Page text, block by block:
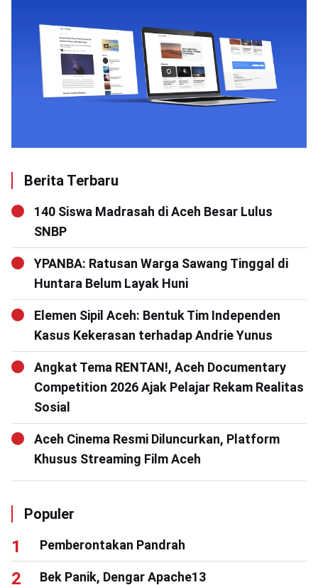
Berita Terbaru
140 Siswa Madrasah di Aceh Besar Lulus
SNBP
YPANBA: Ratusan Warga Sawang Tinggal di
Huntara Belum Layak Huni
Elemen Sipil Aceh: Bentuk Tim Independen
Kasus Kekerasan terhadap Andrie Yunus
Angkat Tema RENTAN!, Aceh Documentary
Competition 2026 Ajak Pelajar Rekam Realitas
Sosial
Aceh Cinema Resmi Diluncurkan, Platform
Khusus Streaming Film Aceh
Populer
Pemberontakan Pandrah
Bek Panik, Dengar Apache13